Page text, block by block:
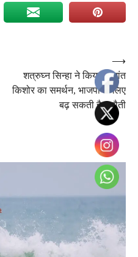
शत्रुघ्न सिन्हा ने किया प्रशांत
किशोर का समर्थन, भाजपा के लिए
बढ़ सकती है चुनौती
⟶